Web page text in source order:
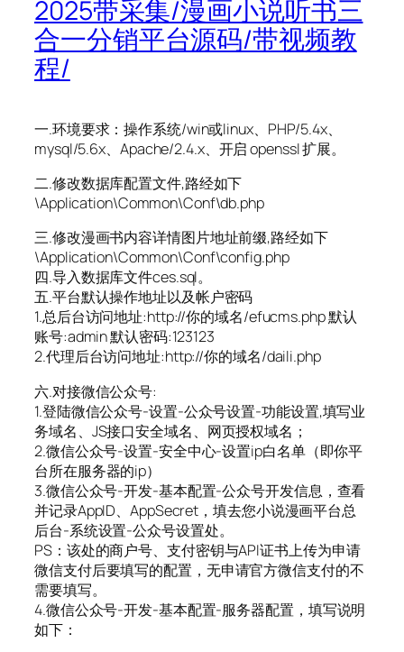
2025带采集/漫画小说听书三
合一分销平台源码/带视频教
程/
一.环境要求：操作系统/win或linux、PHP/5.4x、
mysql/5.6x、Apache/2.4.x、开启 openssl 扩展。
二.修改数据库配置文件,路经如下
\Application\Common\Conf\db.php
三.修改漫画书内容详情图片地址前缀,路经如下
\Application\Common\Conf\config.php
四.导入数据库文件ces.sql。
五.平台默认操作地址以及帐户密码
1.总后台访问地址:http://你的域名/efucms.php 默认
账号:admin 默认密码:123123
2.代理后台访问地址:http://你的域名/daili.php
六.对接微信公众号:
1.登陆微信公众号-设置-公众号设置-功能设置,填写业
务域名、JS接口安全域名、网页授权域名；
2.微信公众号-设置-安全中心-设置ip白名单（即你平
台所在服务器的ip）
3.微信公众号-开发-基本配置-公众号开发信息，查看
并记录AppID、AppSecret，填去您小说漫画平台总
后台-系统设置-公众号设置处。
PS：该处的商户号、支付密钥与API证书上传为申请
微信支付后要填写的配置，无申请官方微信支付的不
需要填写。
4.微信公众号-开发-基本配置-服务器配置，填写说明
如下：